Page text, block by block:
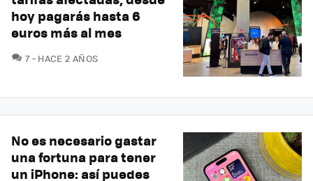
hoy pagarás hasta 6
euros más al mes
7COMENTARIOS
HACE 2 AÑOS
No es necesario gastar
una fortuna para tener
un iPhone: así puedes